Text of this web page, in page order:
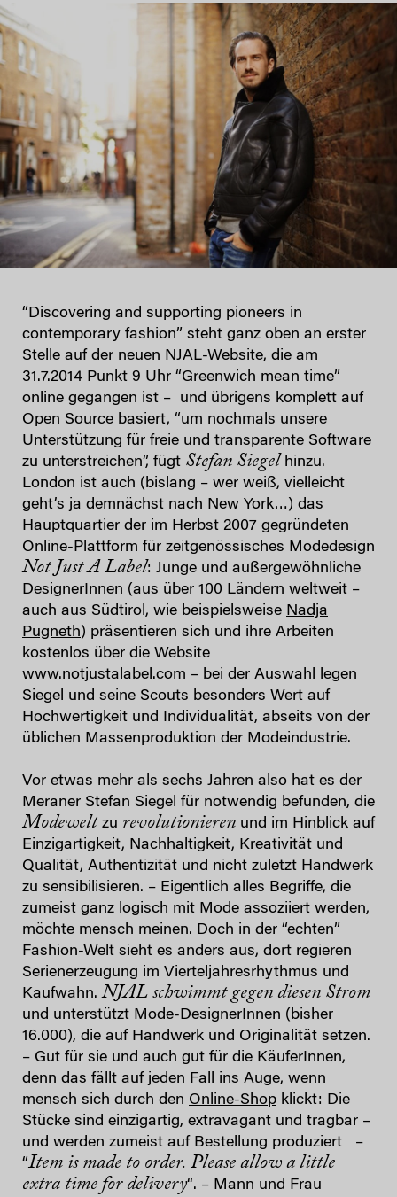
“Discovering and supporting pioneers in
contemporary fashion” steht ganz oben an erster
Stelle auf der neuen NJAL-Website, die am
31.7.2014 Punkt 9 Uhr “Greenwich mean time”
online gegangen ist – und übrigens komplett auf
Open Source basiert, “um nochmals unsere
Unterstützung für freie und transparente Software
zu unterstreichen”, fügt Stefan Siegel hinzu.
London ist auch (bislang – wer weiß, vielleicht
geht’s ja demnächst nach New York…) das
Hauptquartier der im Herbst 2007 gegründeten
Online-Plattform für zeitgenössisches Modedesign
Not Just A Label: Junge und außergewöhnliche
DesignerInnen (aus über 100 Ländern weltweit –
auch aus Südtirol, wie beispielsweise Nadja
Pugneth) präsentieren sich und ihre Arbeiten
kostenlos über die Website
www.notjustalabel.com – bei der Auswahl legen
Siegel und seine Scouts besonders Wert auf
Hochwertigkeit und Individualität, abseits von der
üblichen Massenproduktion der Modeindustrie.
Vor etwas mehr als sechs Jahren also hat es der
Meraner Stefan Siegel für notwendig befunden, die
Modewelt zu revolutionieren und im Hinblick auf
Einzigartigkeit, Nachhaltigkeit, Kreativität und
Qualität, Authentizität und nicht zuletzt Handwerk
zu sensibilisieren. – Eigentlich alles Begriffe, die
zumeist ganz logisch mit Mode assoziiert werden,
möchte mensch meinen. Doch in der “echten”
Fashion-Welt sieht es anders aus, dort regieren
Serienerzeugung im Vierteljahresrhythmus und
Kaufwahn.NJAL schwimmt gegen diesen Strom
und unterstützt Mode-DesignerInnen (bisher
16.000), die auf Handwerk und Originalität setzen.
– Gut für sie und auch gut für die KäuferInnen,
denn das fällt auf jeden Fall ins Auge, wenn
mensch sich durch den Online-Shop klickt: Die
Stücke sind einzigartig, extravagant und tragbar –
und werden zumeist auf Bestellung produziert –
“Item is made to order. Please allow a little
extra time for delivery“. – Mann und Frau